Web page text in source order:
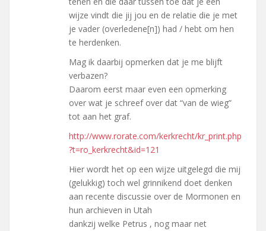
wijze vindt die jij jou en de relatie die je met
je vader (overledene[n]) had / hebt om hen
te herdenken.
Mag ik daarbij opmerken dat je me blijft
verbazen?
Daarom eerst maar even een opmerking
over wat je schreef over dat “van de wieg”
tot aan het graf.
http://www.rorate.com/kerkrecht/kr_print.php
?t=ro_kerkrecht&id=121
Hier wordt het op een wijze uitgelegd die mij
(gelukkig) toch wel grinnikend doet denken
aan recente discussie over de Mormonen en
hun archieven in Utah
dankzij welke Petrus , nog maar net